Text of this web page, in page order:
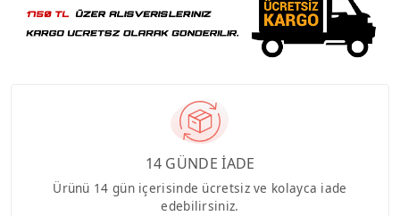
14 GÜNDE İADE
Ürünü 14 gün içerisinde ücretsiz ve kolayca iade
edebilirsiniz.